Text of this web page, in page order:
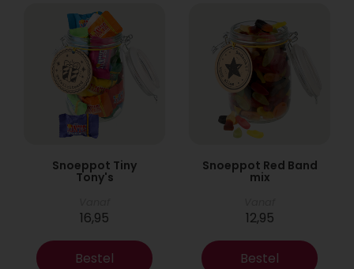
Snoeppot Tiny
Tony's
16,95
Bestel
Snoeppot Red Band
mix
12,95
Bestel